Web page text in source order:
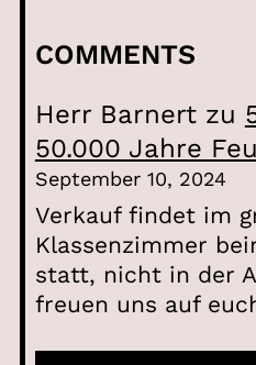
COMMENTS
Herr Barnertzu
50.000 Jahre
September 10, 2024
Verkauf findet im
Klassenzimmer
statt, nicht in der
freuen uns auf